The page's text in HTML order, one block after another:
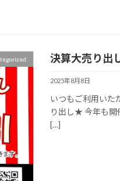
決算大売り出
2025年8月8日
いつもご利用いた
り出し★ 今年も開
[…]